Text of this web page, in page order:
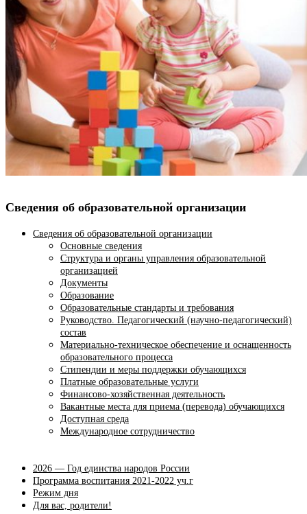
Сведения об образовательной организации
Сведения об образовательной организации
Основные сведения
Структура и органы управления образовательной
организацией
Документы
Образование
Образовательные стандарты и требования
Руководство. Педагогический (научно-педагогический)
состав
Материально-техническое обеспечение и оснащенность
образовательного процесса
Стипендии и меры поддержки обучающихся
Платные образовательные услуги
Финансово-хозяйственная деятельность
Вакантные места для приема (перевода) обучающихся
Доступная среда
Международное сотрудничество
2026 — Год единства народов России
Программа воспитания 2021-2022 уч.г
Режим дня
Для вас, родители!